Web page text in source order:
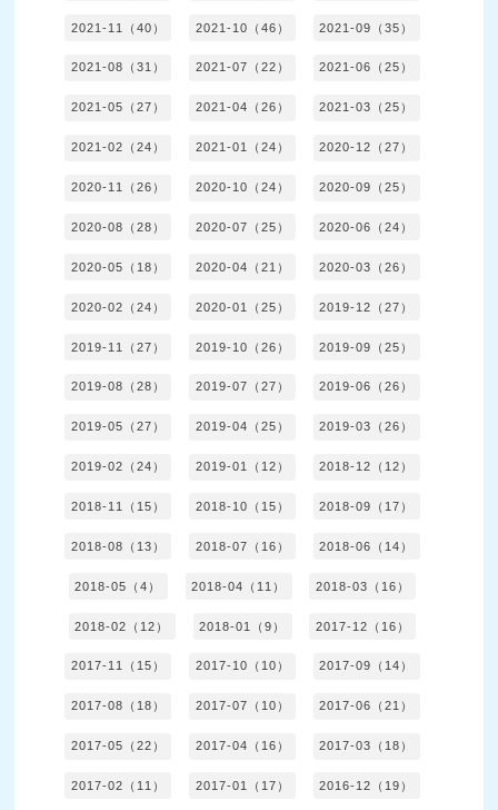
2021-11（40） 2021-10（46） 2021-09（35）
2021-08（31） 2021-07（22） 2021-06（25）
2021-05（27） 2021-04（26） 2021-03（25）
2021-02（24） 2021-01（24） 2020-12（27）
2020-11（26） 2020-10（24） 2020-09（25）
2020-08（28） 2020-07（25） 2020-06（24）
2020-05（18） 2020-04（21） 2020-03（26）
2020-02（24） 2020-01（25） 2019-12（27）
2019-11（27） 2019-10（26） 2019-09（25）
2019-08（28） 2019-07（27） 2019-06（26）
2019-05（27） 2019-04（25） 2019-03（26）
2019-02（24） 2019-01（12） 2018-12（12）
2018-11（15） 2018-10（15） 2018-09（17）
2018-08（13） 2018-07（16） 2018-06（14）
2018-05（4） 2018-04（11） 2018-03（16）
2018-02（12） 2018-01（9） 2017-12（16）
2017-11（15） 2017-10（10） 2017-09（14）
2017-08（18） 2017-07（10） 2017-06（21）
2017-05（22） 2017-04（16） 2017-03（18）
2017-02（11） 2017-01（17） 2016-12（19）